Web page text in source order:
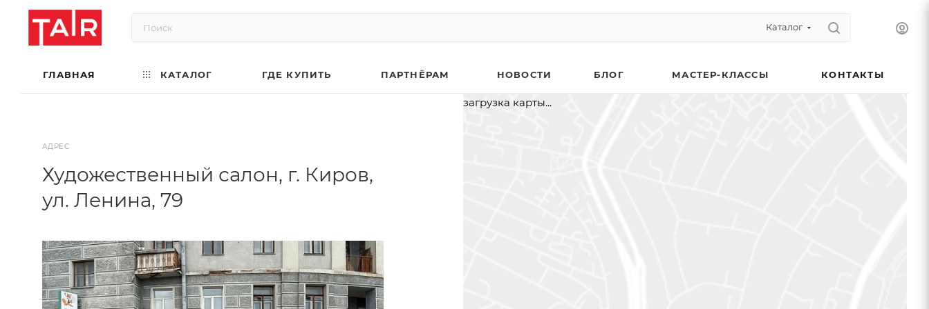
Каталог
ГЛАВНАЯ КАТАЛОГ ГДЕ КУПИТЬ ПАРТНЁРАМ НОВОСТИ БЛОГ МАСТЕР-КЛАССЫ КОНТАКТЫ
АДРЕС
Художественный салон, г. Киров,
ул. Ленина, 79
загрузка карты...